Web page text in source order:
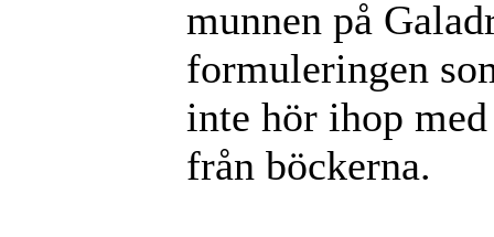
munnen på
formuleringen
inte hör ihop
från böckerna.